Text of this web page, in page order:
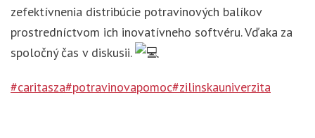
zefektívnenia distribúcie potravinových balíkov
prostredníctvom ich inovatívneho softvéru. Vďaka za
spoločný čas v diskusii.
#caritasza#potravinovapomoc#zilinskauniverzita